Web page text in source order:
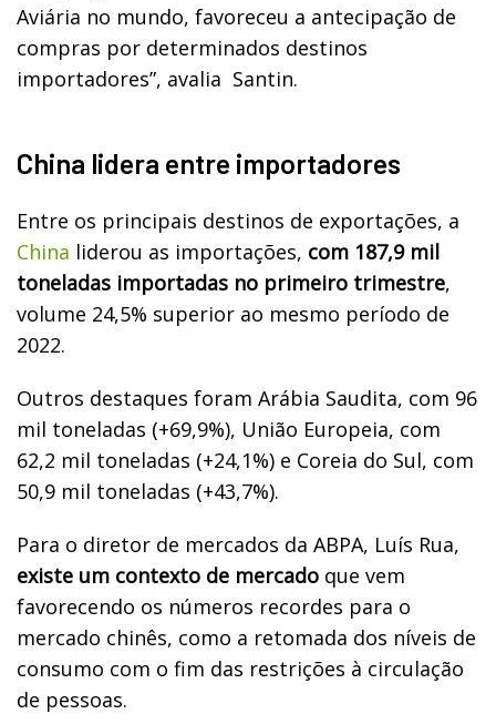
Aviária no mundo, favoreceu a antecipação de
compras por determinados destinos
importadores”, avalia Santin.
China lidera entre importadores
Entre os principais destinos de exportações, a
China liderou as importações, com 187,9 mil
toneladas importadas no primeiro trimestre,
volume 24,5% superior ao mesmo período de
2022.
Outros destaques foram Arábia Saudita, com 96
mil toneladas (+69,9%), União Europeia, com
62,2 mil toneladas (+24,1%) e Coreia do Sul, com
50,9 mil toneladas (+43,7%).
Para o diretor de mercados da ABPA, Luís Rua,
existe um contexto de mercado que vem
favorecendo os números recordes para o
mercado chinês, como a retomada dos níveis de
consumo com o fim das restrições à circulação
de pessoas.